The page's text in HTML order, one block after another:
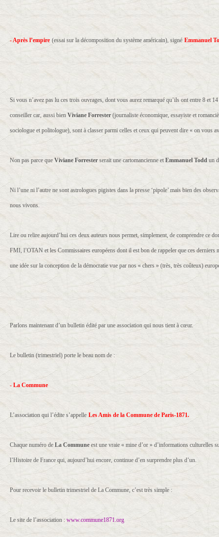
- Après l’empire (essai sur la décomposition du système américain), signé Emmanuel
Si vous n’avez pas lu ces trois ouvrages, dont vous aurez remarqué qu’ils ont entre 8 et
conseiller car, aussi bien Viviane Forrester (journaliste économique, essayiste et
sociologue et politologue), sont à classer parmi celles et ceux qui peuvent dire « on vous
Non pas parce que Viviane Forrester serait une cartomancienne et Emmanuel Todd un
Ni l’une ni l’autre ne sont astrologues pigistes dans la presse ‘pipole’ mais bien des
nous vivons.
Lire ou relire aujourd’hui ces deux auteurs nous permet, simplement, de comprendre ce
FMI, l’OTAN et les Commissaires européens dont il est bon de rappeler que ces derniers
une idée sur la conception de la démocratie vue par nos « chers » (très, très coûteux)
Parlons maintenant d’un bulletin édité par une association qui nous tient à cœur.
Le bulletin (trimestriel) porte le beau nom de :
- La Commune
L’association qui l’édite s’appelle Les Amis de la Commune de Paris-1871.
Chaque numéro de La Commune est une vraie « mine d’or » d’informations culturelles
l’Histoire de France qui, aujourd’hui encore, continue d’en surprendre plus d’un.
Pour recevoir le bulletin trimestriel de La Commune, c’est très simple :
Le site de l’association : www.commune1871.org